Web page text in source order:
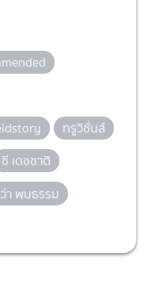
ทรูวิชั่นส์
ซี เดชชาติ
า พบธรรม